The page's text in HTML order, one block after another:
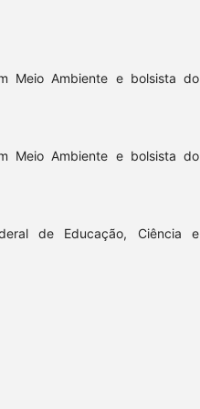
Meio Ambiente e bolsista do
Meio Ambiente e bolsista do
de Educação, Ciência e